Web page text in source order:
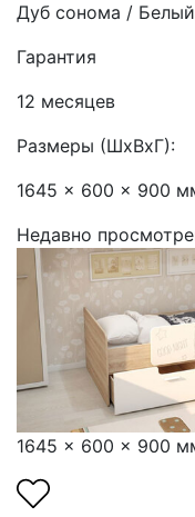
Дуб сонома / Белый
Гарантия
12 месяцев
Размеры (ШхВхГ):
1645 x 600 x 900
Недавно
1645 x 600 x 900